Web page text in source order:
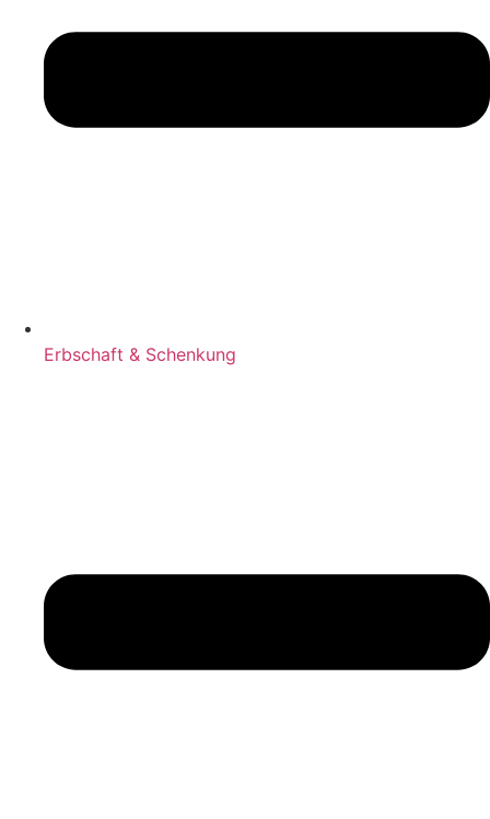
Erbschaft & Schenkung